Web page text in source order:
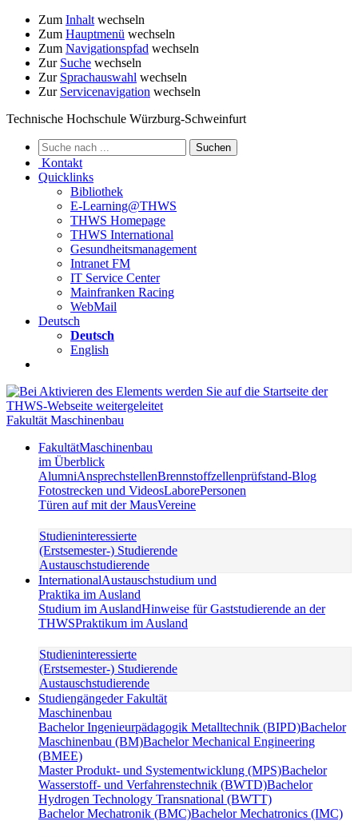
Zum Inhalt wechseln
Zum Hauptmenü wechseln
Zum Navigationspfad wechseln
Zur Suche wechseln
Zur Sprachauswahl wechseln
Zur Servicenavigation wechseln
Technische Hochschule Würzburg-Schweinfurt
Kontakt
Quicklinks
Bibliothek
E-Learning@THWS
THWS Homepage
THWS International
Gesundheitsmanagement
Intranet FM
IT Service Center
Mainfranken Racing
WebMail
Deutsch
Deutsch
English
Fakultät Maschinenbau
FakultätMaschinenbau
im Überblick
AlumniAnsprechstellenBrennstoffzellenprüfstand-Blog
Fotostrecken und VideosLaborePersonen
Türen auf mit der MausVereine
Studieninteressierte
(Erstsemester-) Studierende
Austauschstudierende
InternationalAustauschstudium und
Praktika im Ausland
Studium im AuslandHinweise für Gaststudierende an der
THWSPraktikum im Ausland
Studieninteressierte
(Erstsemester-) Studierende
Austauschstudierende
Studiengängeder Fakultät
Maschinenbau
Bachelor Ingenieurpädagogik Metalltechnik (BIPD)Bachelor
Maschinenbau (BM)Bachelor Mechanical Engineering
(BMEE)
Master Produkt- und Systementwicklung (MPS)Bachelor
Wasserstoff- und Verfahrenstechnik (BWTD)Bachelor
Hydrogen Technology Transnational (BWTT)
Bachelor Mechatronik (BMC)Bachelor Mechatronics (IMC)